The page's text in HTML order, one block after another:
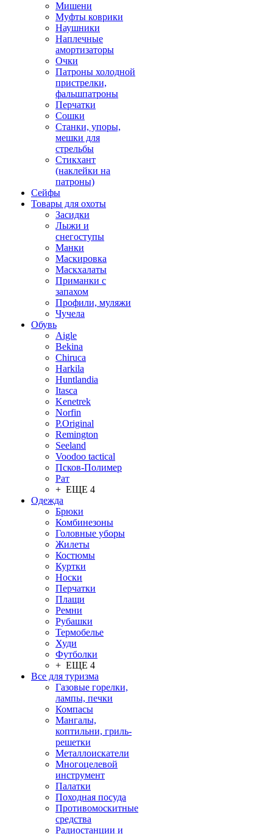
Мишени
Муфты коврики
Наушники
Наплечные
амортизаторы
Очки
Патроны холодной
пристрелки,
фальшпатроны
Перчатки
Сошки
Станки, упоры,
мешки для
стрельбы
Стикхант
(наклейки на
патроны)
Сейфы
Товары для охоты
Засидки
Лыжи и
снегоступы
Манки
Маскировка
Маскхалаты
Приманки с
запахом
Профили, муляжи
Чучела
Обувь
Aigle
Bekina
Chiruсa
Harkila
Huntlandia
Itasca
Kenetrek
Norfin
P.Original
Remington
Seeland
Voodoo tactical
Псков-Полимер
Рат
+ ЕЩЕ 4
Одежда
Брюки
Комбинезоны
Головные уборы
Жилеты
Костюмы
Куртки
Носки
Перчатки
Плащи
Ремни
Рубашки
Термобелье
Худи
Футболки
+ ЕЩЕ 4
Все для туризма
Газовые горелки,
лампы, печки
Компасы
Мангалы,
коптильни, гриль-
решетки
Металлоискатели
Многоцелевой
инструмент
Палатки
Походная посуда
Противомоскитные
средства
Радиостанции и